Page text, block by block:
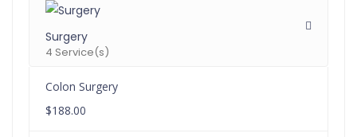
Surgery
4 Service(s)
Colon Surgery
$188.00